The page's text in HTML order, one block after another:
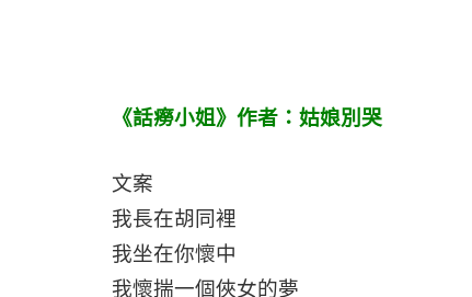
《話癆小姐》作者：姑娘別哭
文案
我長在胡同裡
我坐在你懷中
我懷揣一個俠女的夢